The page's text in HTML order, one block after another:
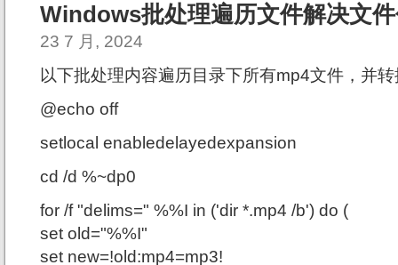
Windows批处理遍历文件解决文
23 7 月, 2024
以下批处理内容遍历目录下所有mp4文件，并
@echo off
setlocal enabledelayedexpansion
cd /d %~dp0
for /f "delims=" %%I in ('dir *.mp4 /b') do (
set old="%%I"
set new=!old:mp4=mp3!